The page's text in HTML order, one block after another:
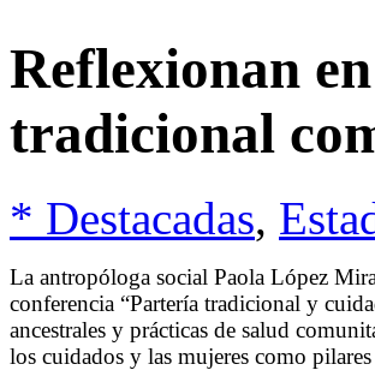
Reflexionan
tradicional
* Destacadas,
La antropóloga social Paola López
conferencia “Partería tradicional y
ancestrales y prácticas de salud
los cuidados y las mujeres como pilares